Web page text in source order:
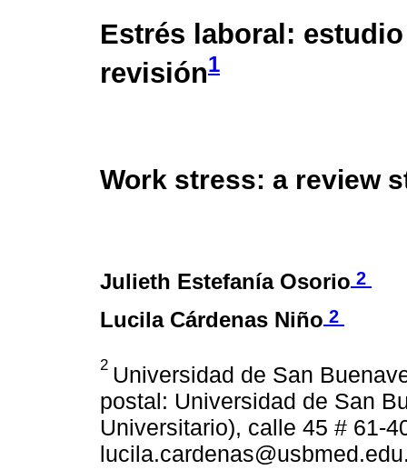
Estrés laboral:
revisión1
Work stress: a review
Julieth Estefanía Osorio 2
Lucila Cárdenas Niño 2
2 Universidad de San
postal: Universidad de San
Universitario), calle 45 # 61-